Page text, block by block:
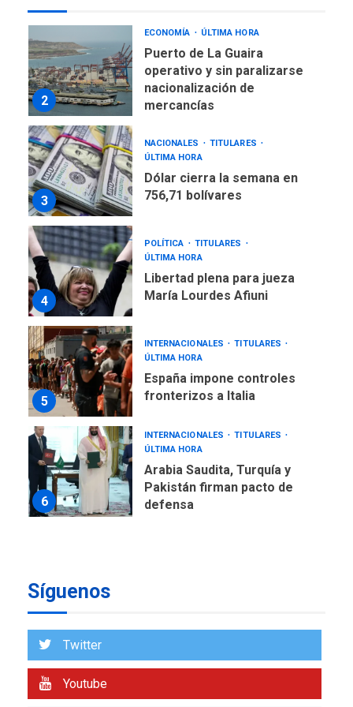
2
ECONOMÍA ÚLTIMA HORA
Puerto de La Guaira
operativo y sin paralizarse
nacionalización de
mercancías
3
NACIONALES
TITULARES
ÚLTIMA HORA
Dólar cierra la semana en
756,71 bolívares
4
POLÍTICA
TITULARES
ÚLTIMA HORA
Libertad plena para jueza
María Lourdes Afiuni
5
INTERNACIONALES
TITULARES
ÚLTIMA HORA
España impone controles
fronterizos a Italia
6
INTERNACIONALES
TITULARES
ÚLTIMA HORA
Arabia Saudita, Turquía y
Pakistán firman pacto de
defensa
7
1
Venezuela requiere
Síguenos
Twitter
Youtube